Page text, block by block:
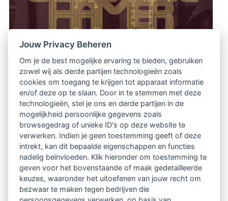
Reis met haar mee!
Geef je op voor het onderzoek en maak je eigen
tijdsdagboek!
De deelname kost je 3 minuten per dag en eenmalig
10 euro. Dit tijdsdagboek geeft je inzicht en
perspectief in jouw eigen persoonlijke tijdsbesteding
en waardering.
Jouw Privacy Beheren
Om je de best mogelijke ervaring te bieden, gebruiken
zowel wij als derde partijen technologieën zoals
cookies om toegang te krijgen tot apparaat informatie
en/of deze op te slaan. Door in te stemmen met deze
technologieën, stel je ons en derde partijen in de
mogelijkheid persoonlijke gegevens zoals
browsegedrag of unieke ID's op deze website te
verwerken. Indien je geen toestemming geeft of deze
intrekt, kan dit bepaalde eigenschappen en functies
nadelig beïnvloeden. Klik hieronder om toestemming te
geven voor het bovenstaande of maak gedetailleerde
keuzes, waaronder het uitoefenen van jouw recht om
bezwaar te maken tegen bedrijven die